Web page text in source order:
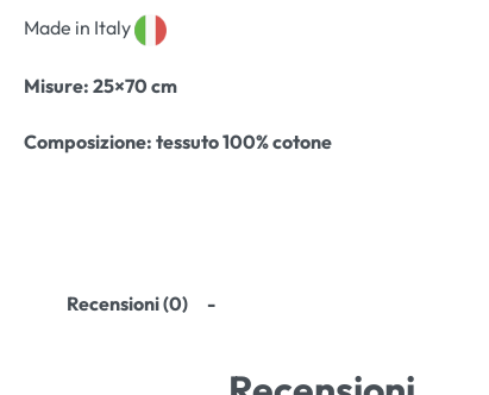
Made in Italy
Misure: 25×70 cm
Composizione: tessuto 100% cotone
Recensioni (0)